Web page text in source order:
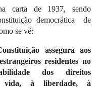
carta de 1937, sendo
democrática
de
se vê:
assegura aos
residentes no
dos direitos
vida, à liberdade, à